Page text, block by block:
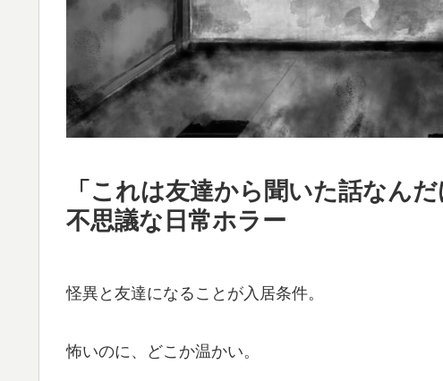
「これは友達から聞いた話なん
不思議な日常ホラー
怪異と友達になることが入居条件。
怖いのに、どこか温かい。